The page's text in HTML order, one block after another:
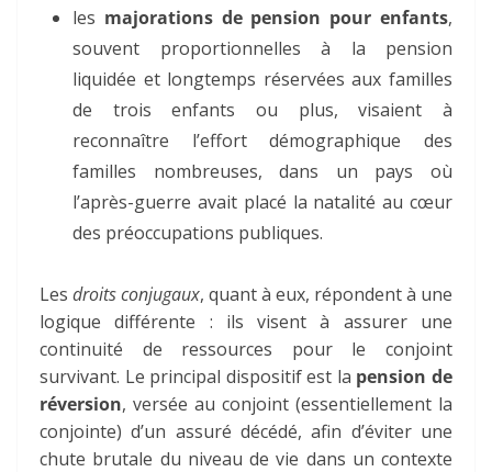
les majorations de pension pour enfants,
souvent proportionnelles à la pension
liquidée et longtemps réservées aux familles
de trois enfants ou plus, visaient à
reconnaître l’effort démographique des
familles nombreuses, dans un pays où
l’après-guerre avait placé la natalité au cœur
des préoccupations publiques.
Les droits conjugaux, quant à eux, répondent à une
logique différente : ils visent à assurer une
continuité de ressources pour le conjoint
survivant. Le principal dispositif est la pension de
réversion, versée au conjoint (essentiellement la
conjointe) d’un assuré décédé, afin d’éviter une
chute brutale du niveau de vie dans un contexte